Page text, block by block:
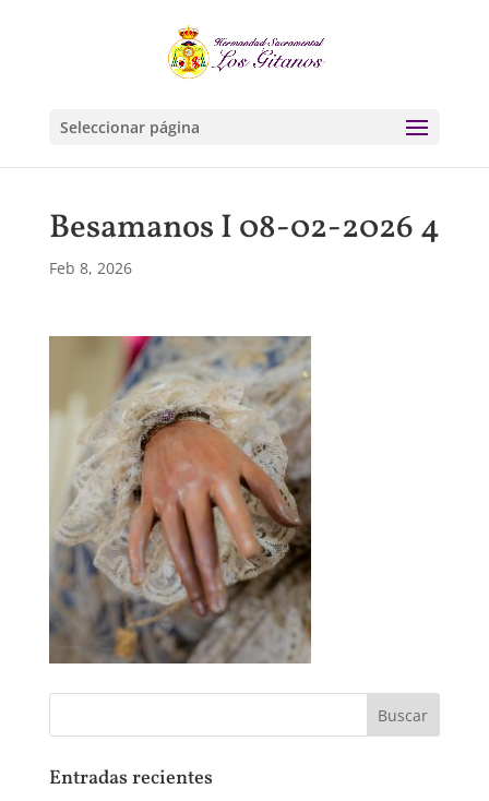
Seleccionar página
Besamanos I 08-02-2026 4
Feb 8, 2026
Entradas recientes